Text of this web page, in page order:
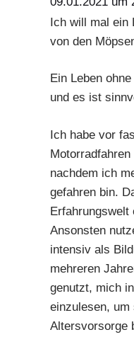
Ich will mal ein
von den
Ein Leben
und es ist
Ich habe vor
nachdem ich
gefahren bin.
Erfahrungswelt
Ansonsten
intensiv als
mehreren
genutzt, mich
einzulesen,
Altersvorsorge